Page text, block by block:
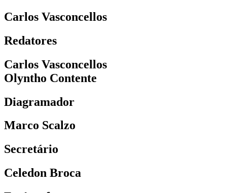
Carlos Vasconcellos
Redatores
Carlos Vasconcellos
Olyntho Contente
Diagramador
Marco Scalzo
Secretário
Celedon Broca